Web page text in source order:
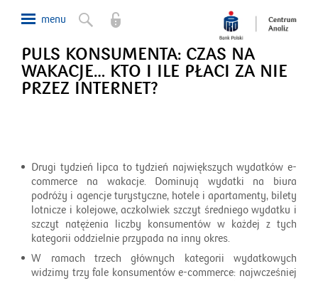
PULS KONSUMENTA: CZAS NA
WAKACJE… KTO I ILE PŁACI ZA NIE
PRZEZ INTERNET?
Drugi tydzień lipca to tydzień największych wydatków e-
commerce na wakacje. Dominują wydatki na biura
podróży i agencje turystyczne, hotele i apartamenty, bilety
lotnicze i kolejowe, aczkolwiek szczyt średniego wydatku i
szczyt natężenia liczby konsumentów w każdej z tych
kategorii oddzielnie przypada na inny okres.
W ramach trzech głównych kategorii wydatkowych
widzimy trzy fale konsumentów e-commerce: najwcześniej